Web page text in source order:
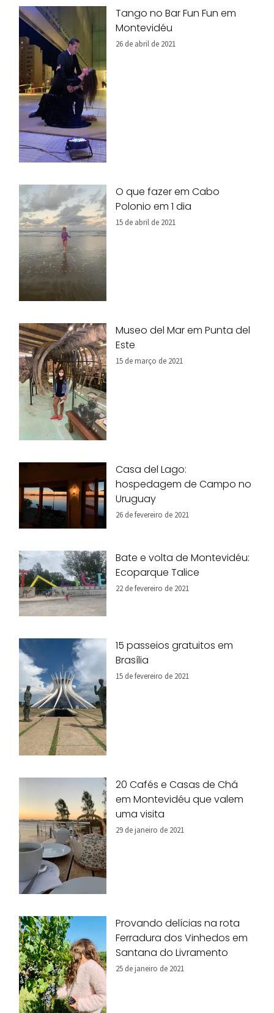
Tango no Bar Fun Fun em
Montevidéu
26 de abril de 2021
O que fazer em Cabo
Polonio em 1 dia
15 de abril de 2021
Museo del Mar em Punta del
Este
15 de março de 2021
Casa del Lago:
hospedagem de Campo no
Uruguay
26 de fevereiro de 2021
Bate e volta de Montevidéu:
Ecoparque Talice
22 de fevereiro de 2021
15 passeios gratuitos em
Brasília
15 de fevereiro de 2021
20 Cafés e Casas de Chá
em Montevidéu que valem
uma visita
29 de janeiro de 2021
Provando delícias na rota
Ferradura dos Vinhedos em
Santana do Livramento
25 de janeiro de 2021